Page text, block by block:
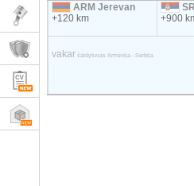
ARM Jerevan
+120 km
+900
vakar šaldytuvas Armėnija - Serbija